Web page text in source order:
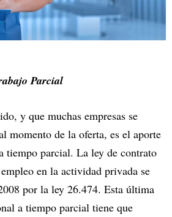
Parcial
y que muchas empresas se
momento de la oferta, es el aporte
tiempo parcial. La ley de contrato
en la actividad privada se
por la ley 26.474. Esta última
a tiempo parcial tiene que